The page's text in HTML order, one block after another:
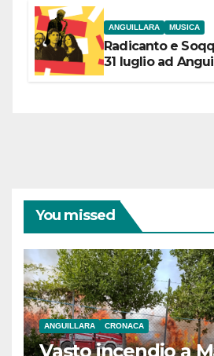
ANGUILLARA MUSICA
Radicanto e
31 luglio ad
You missed
ANGUILLARA CRONACA
Vasto incendio a